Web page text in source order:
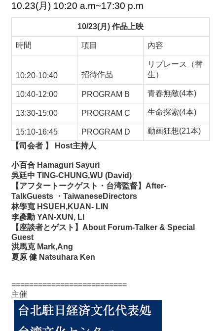
10.23(月 ) 10:20 a.m~17:30 p.m
10/23(月 ) 作品上映
時間 項目 內容
10:20-10:40 招待作品
リプレース（替
生）
10:40-12:00 PROGRAM B 青春無敵(4本)
13:30-15:00 PROGRAM C 生命探索(4本)
15:10-16:45 PROGRAM D 動画狂想(21本)
【司会者 】 Host主持人
小百合 Hamaguri Sayuri
吳廷中 TING-CHUNG,WU (David)
【アフタートークゲスト・台湾監督】 After-
TalkGuests
・ TaiwaneseDirectors
林學寬 HSUEH,KUAN- LIN
李彥勳 YAN-XUN, LI
【座談者とゲスト】 About Forum-Talker & Special
Guest
洪馬克Mark,Ang
夏原 健 Natsuhara Ken
==========================
主催